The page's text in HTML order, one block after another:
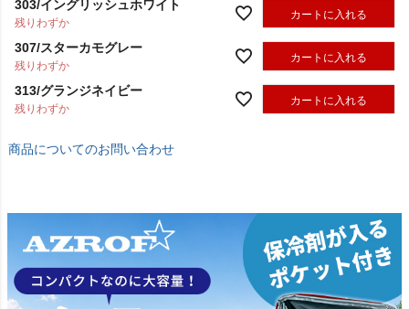
303/イングリッシュホワイト
残りわずか
カートに入れる
307/スターカモグレー
残りわずか
カートに入れる
313/グランジネイビー
残りわずか
カートに入れる
商品についてのお問い合わせ